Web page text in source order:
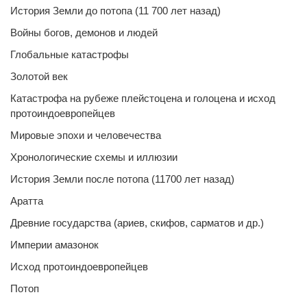
История Земли до потопа (11 700 лет назад)
Войны богов, демонов и людей
Глобальные катастрофы
Золотой век
Катастрофа на рубеже плейстоцена и голоцена и исход
протоиндоевропейцев
Мировые эпохи и человечества
Хронологические схемы и иллюзии
История Земли после потопа (11700 лет назад)
Аратта
Древние государства (ариев, скифов, сарматов и др.)
Империи амазонок
Исход протоиндоевропейцев
Потоп